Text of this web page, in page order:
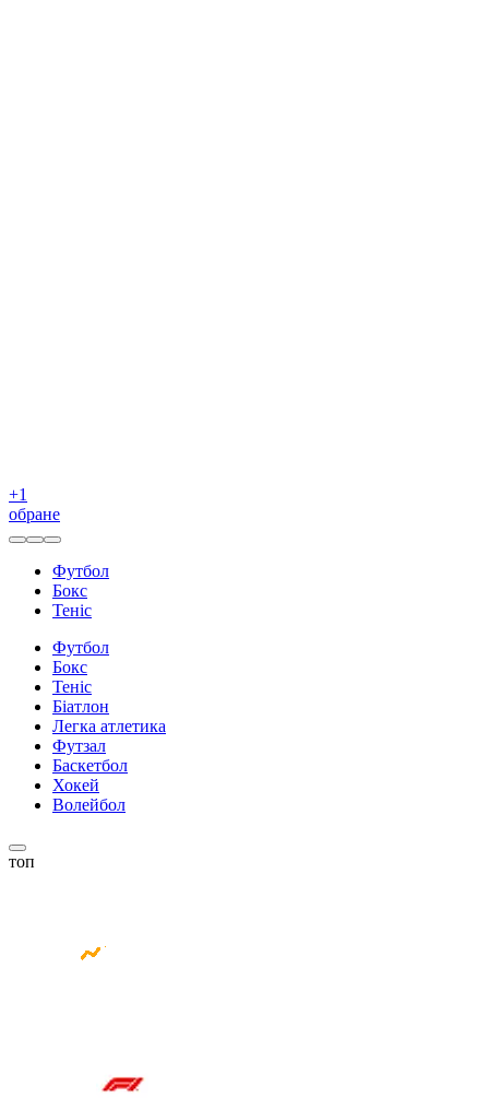
+1
обране
Футбол
Бокс
Теніс
Футбол
Бокс
Теніс
Біатлон
Легка атлетика
Футзал
Баскетбол
Хокей
Волейбол
топ